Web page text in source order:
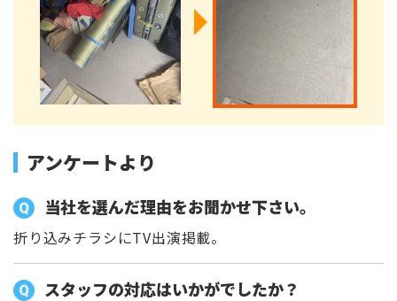
アンケートより
当社を選んだ理由をお聞かせ下さい。
折り込みチラシにTV出演掲載。
スタッフの対応はいかがでしたか？